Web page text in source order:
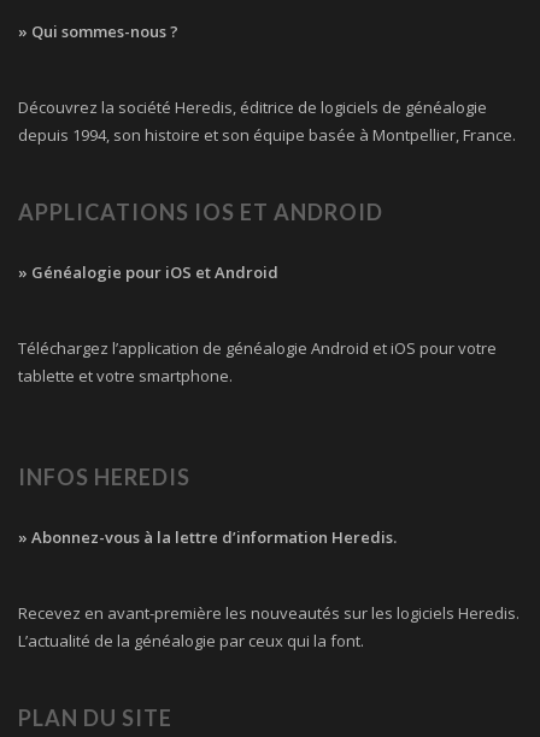
» Qui sommes-nous ?
Découvrez la société Heredis, éditrice de logiciels de généalogie
depuis 1994, son histoire et son équipe basée à Montpellier, France.
APPLICATIONS IOS ET ANDROID
» Généalogie pour iOS et Android
Téléchargez l’application de généalogie Android et iOS pour votre
tablette et votre smartphone.
INFOS HEREDIS
» Abonnez-vous à la lettre d’information Heredis.
Recevez en avant-première les nouveautés sur les logiciels Heredis.
L’actualité de la généalogie par ceux qui la font.
PLAN DU SITE